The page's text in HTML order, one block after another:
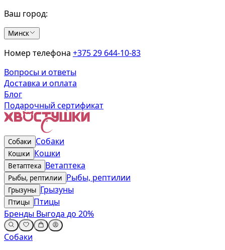
Ваш город:
Минск
Номер телефона +375 29 644-10-83
Вопросы и ответы
Доставка и оплата
Блог
Подарочный сертификат
Собаки Собаки
Кошки Кошки
Ветаптека Ветаптека
Рыбы, рептилии Рыбы, рептилии
Грызуны Грызуны
Птицы Птицы
Бренды Выгода до 20%
Собаки